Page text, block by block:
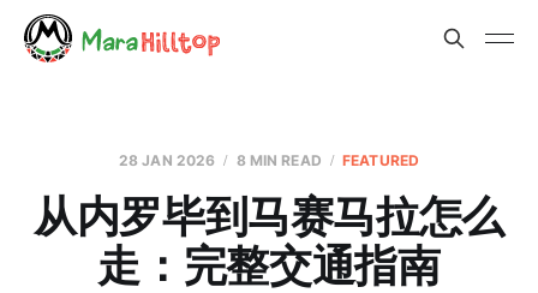
28 JAN 2026 8 MIN READ FEATURED
从内罗毕到马赛马拉怎么
走：完整交通指南